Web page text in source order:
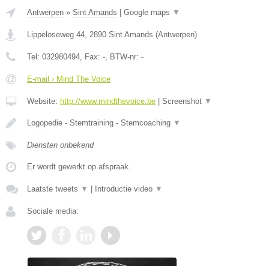
Antwerpen » Sint Amands Google maps ▼
Lippeloseweg 44, 2890 Sint Amands (Antwerpen)
Tel: 032980494, Fax: -, BTW-nr: -
E-mail › Mind The Voice
Website: http://www.mindthevoice.be Screenshot ▼
Logopedie - Stemtraining - Stemcoaching ▼
Diensten onbekend
Er wordt gewerkt op afspraak.
Laatste tweets ▼ Introductie video ▼
Sociale media: